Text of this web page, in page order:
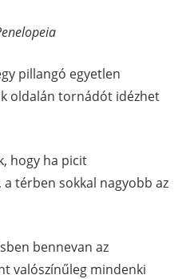
pillangó egyetlen
oldalán tornádót idézhet
ha picit
térben sokkal nagyobb az
bennevan az
valószínűleg mindenki